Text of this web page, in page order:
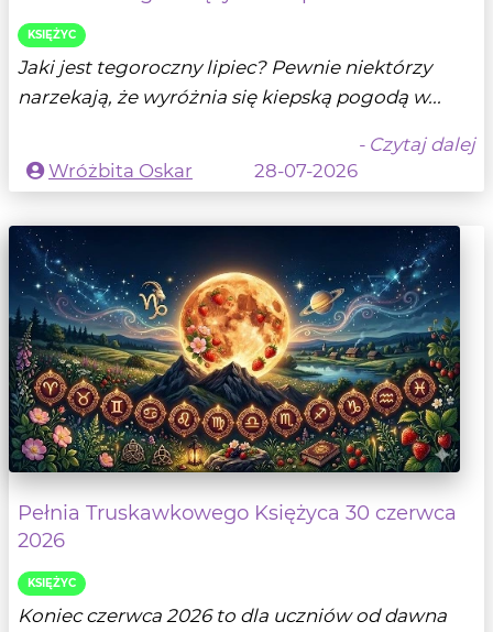
KSIĘŻYC
Jaki jest tegoroczny lipiec? Pewnie niektórzy
narzekają, że wyróżnia się kiepską pogodą w...
- Czytaj dalej
Wróżbita Oskar
28-07-2026
Pełnia Truskawkowego Księżyca 30 czerwca
2026
KSIĘŻYC
Koniec czerwca 2026 to dla uczniów od dawna